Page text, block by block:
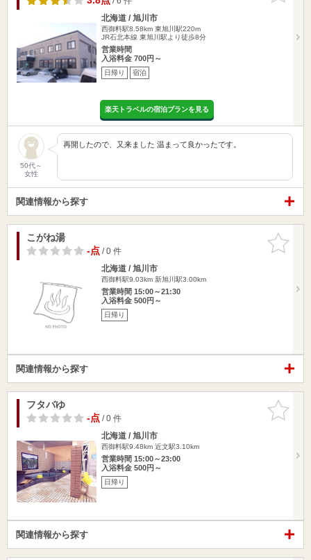
北海道 / 旭川市
西御料駅8.58km 東旭川駅220m
JR石北本線 東旭川駅より徒歩8分
営業時間
入浴料金 700円～
日帰り 宿泊
楽天トラベルの宿泊プランを見る
50代～
女性
再開したので、又来ました 温まって良かったです。
関連情報から探す
お気に入
りに追加
こがね湯
-点/ 0 件
北海道 / 旭川市
西御料駅9.03km 新旭川駅3.00km
営業時間 15:00～21:30
入浴料金 500円～
日帰り
関連情報から探す
お気に入
りに追加
フタバゆ
-点/ 0 件
北海道 / 旭川市
西御料駅9.48km 近文駅3.10km
営業時間 15:00～23:00
入浴料金 500円～
日帰り
関連情報から探す